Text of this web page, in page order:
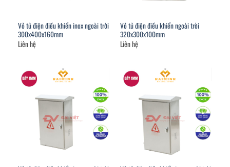
Vỏ tủ điện điều khiển inox ngoài trời
300x400x160mm
Liên hệ
Vỏ tủ điện điều khiển ngoài trời
320x300x100mm
Liên hệ